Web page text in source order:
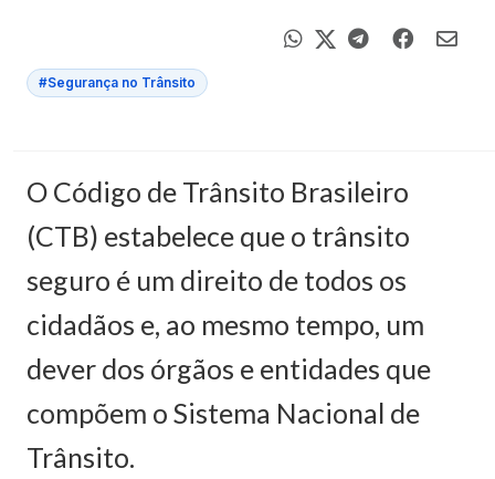
#Segurança no Trânsito
O Código de Trânsito Brasileiro
(CTB) estabelece que o trânsito
seguro é um direito de todos os
cidadãos e, ao mesmo tempo, um
dever dos órgãos e entidades que
compõem o Sistema Nacional de
Trânsito.